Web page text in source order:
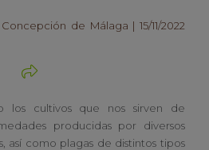
de Málaga | 15/11/2022
los cultivos que nos sirven de
producidas por diversos
así como plagas de distintos tipos